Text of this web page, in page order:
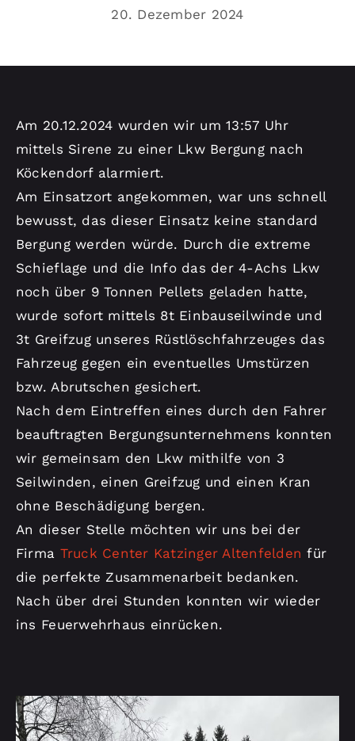
Kontakt
20. Dezember 2024
Am 20.12.2024 wurden wir um 13:57 Uhr
mittels Sirene zu einer Lkw Bergung nach
Köckendorf alarmiert.
Am Einsatzort angekommen, war uns schnell
bewusst, das dieser Einsatz keine standard
Bergung werden würde. Durch die extreme
Schieflage und die Info das der 4-Achs Lkw
noch über 9 Tonnen Pellets geladen hatte,
wurde sofort mittels 8t Einbauseilwinde und
3t Greifzug unseres Rüstlöschfahrzeuges das
Fahrzeug gegen ein eventuelles Umstürzen
bzw. Abrutschen gesichert.
Nach dem Eintreffen eines durch den Fahrer
beauftragten Bergungsunternehmens konnten
wir gemeinsam den Lkw mithilfe von 3
Seilwinden, einen Greifzug und einen Kran
ohne Beschädigung bergen.
An dieser Stelle möchten wir uns bei der
Firma Truck Center Katzinger Altenfelden für
die perfekte Zusammenarbeit bedanken.
Nach über drei Stunden konnten wir wieder
ins Feuerwehrhaus einrücken.